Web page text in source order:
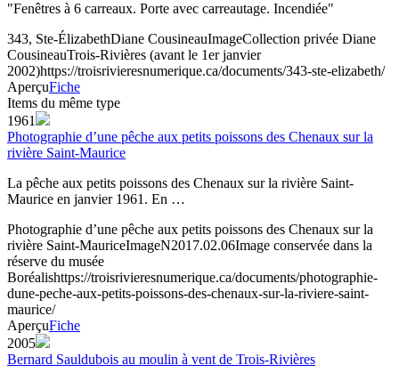
"Fenêtres à 6 carreaux. Porte avec carreautage. Incendiée"
343, Ste-ÉlizabethDiane CousineauImageCollection privée Diane
CousineauTrois-Rivières (avant le 1er janvier
2002)https://troisrivieresnumerique.ca/documents/343-ste-elizabeth/
AperçuFiche
Items du même type
1961
Photographie d’une pêche aux petits poissons des Chenaux sur la
rivière Saint-Maurice
La pêche aux petits poissons des Chenaux sur la rivière Saint-
Maurice en janvier 1961. En …
Photographie d’une pêche aux petits poissons des Chenaux sur la
rivière Saint-MauriceImageN2017.02.06Image conservée dans la
réserve du musée
Boréalishttps://troisrivieresnumerique.ca/documents/photographie-
dune-peche-aux-petits-poissons-des-chenaux-sur-la-riviere-saint-
maurice/
AperçuFiche
2005
Bernard Sauldubois au moulin à vent de Trois-Rivières